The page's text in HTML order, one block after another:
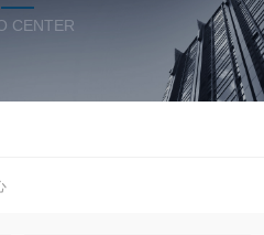
CENTER